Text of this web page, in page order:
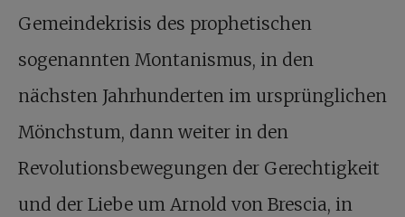
Gemeindekrisis des prophetischen
sogenannten Montanismus, in den
nächsten Jahrhunderten im ursprünglichen
Mönchstum, dann weiter in den
Revolutionsbewegungen der Gerechtigkeit
und der Liebe um Arnold von Brescia, in